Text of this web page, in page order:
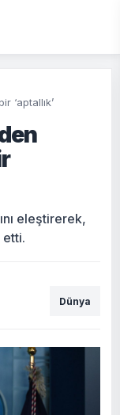
‘aptallık’
eleştirerek,
etti.
Dünya